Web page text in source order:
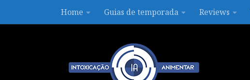
Skip to contentHome Guias de temporada Reviews